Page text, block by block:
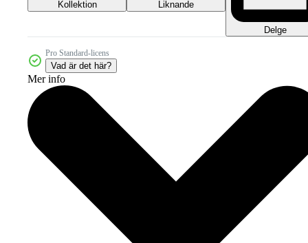
Kollektion Liknande
Delge
Pro Standard-licens
Vad är det här?
Mer info